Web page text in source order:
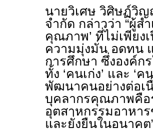
นายวิเศษ วิศิษฏ์วิ
จำกัด กล่าวว่า “ผู้ส
คุณภาพ’ ที่ไม่เพีย
ความมุ่งมั่น อดทน
การศึกษา ซึ่งองค์ก
ทั้ง ‘คนเก่ง’ และ
พัฒนาคนอย่างต่อเ
บุคลากรคุณภาพคือ
อุตสาหกรรมอาหา
และยั่งยืนในอนาคต